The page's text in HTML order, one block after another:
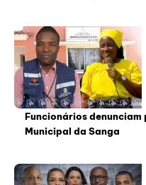
Funcionários
Municipal da Sanga